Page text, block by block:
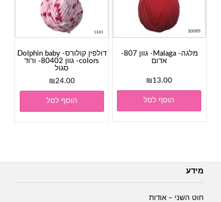
מלגה- Malaga- גוון 807-
אדום
₪13.00
הוסף לסל
דולפין קולורס- Dolphin baby
colors- גוון 80402- ורוד
סגול
₪24.00
הוסף לסל
מידע
חוט השני – אודות